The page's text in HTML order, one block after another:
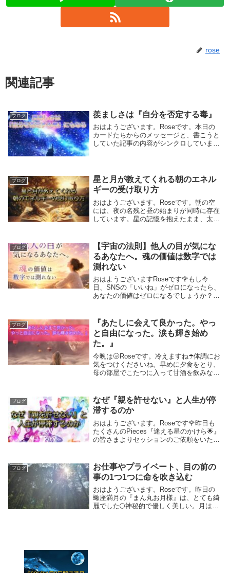
rose
関連記事
ブログ 羨ましさは『自分を否定する毒』
おはようございます。Roseです。本日の
カードたちからのメッセージと、書こうと
していた記事の内容がシンクロしていま
タロットカ...
ブログ
星と月が教えてくれる朝のエネル
ギーの受け取り方
おはようございます。Roseです。朝の空
には、夜の名残と昼の始まりが同時に存在
しています。星の記憶を抱えたまま、太陽
繊細です。占いの世界では、『一日は太陽
から始まり...
ブログ
【宇宙の法則】他人の目が気にな
るあなたへ。魂の価値は数字では
測れない
おはようございますRoseです🌹もし今
日、SNSの「いいね」がゼロになったら、
あなたの価値はゼロになるでしょうか？も
「NO」です。けれど私たちは気づかない
うちに、・フォロ...
ブログ
『あたしに会えて良かった。やっ
と自由になった。涙も輝き始め
た。』
今晩は🌝Roseです。冷えますね☂️体調にお
気をつけくださいね。早めに夕食をとり、
母の部屋でこたつに入って甘酒を飲みなが
て感じます。皆さんもこれまで色んな体験
をしてき...
ブログ
なぜ『親を許せない』と人生が停
滞するのか
おはようございます。Roseです🌹昨日も
たくさんのPieces『迷える星のかけら🌟』
の皆さまよりセッションのご依頼をいただ
ますが、これまでどの方も最後には『思い
きっ...
ブログ
お仕事やプライベート、目の前の
事の1つ1つに命を吹き込む
おはようございます。Roseです。昨日の
蠍座満月の『まん丸お月様』は、とても綺
麗でした🌕神秘的で優しく美しい。月は癒